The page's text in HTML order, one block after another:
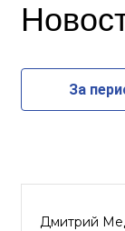
За
Дмитрий